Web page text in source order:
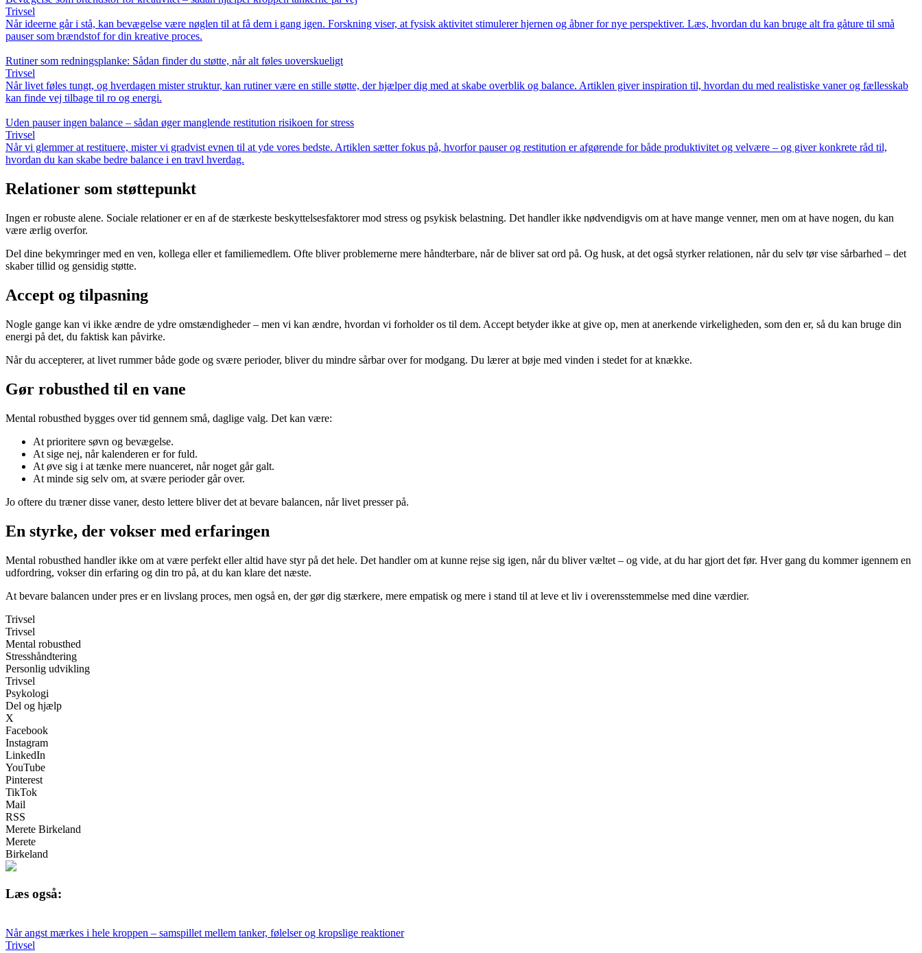
Trivsel
Når ideerne går i stå, kan bevægelse være nøglen til at få dem i gang igen. Forskning viser, at fysisk aktivitet stimulerer hjernen og åbner for nye perspektiver. Læs, hvordan du kan bruge alt fra gåture til små
pauser som brændstof for din kreative proces.
Rutiner som redningsplanke: Sådan finder du støtte, når alt føles uoverskueligt
Trivsel
Når livet føles tungt, og hverdagen mister struktur, kan rutiner være en stille støtte, der hjælper dig med at skabe overblik og balance. Artiklen giver inspiration til, hvordan du med realistiske vaner og fællesskab
kan finde vej tilbage til ro og energi.
Uden pauser ingen balance – sådan øger manglende restitution risikoen for stress
Trivsel
Når vi glemmer at restituere, mister vi gradvist evnen til at yde vores bedste. Artiklen sætter fokus på, hvorfor pauser og restitution er afgørende for både produktivitet og velvære – og giver konkrete råd til,
hvordan du kan skabe bedre balance i en travl hverdag.
Relationer som støttepunkt
Ingen er robuste alene. Sociale relationer er en af de stærkeste beskyttelsesfaktorer mod stress og psykisk belastning. Det handler ikke nødvendigvis om at have mange venner, men om at have nogen, du kan
være ærlig overfor.
Del dine bekymringer med en ven, kollega eller et familiemedlem. Ofte bliver problemerne mere håndterbare, når de bliver sat ord på. Og husk, at det også styrker relationen, når du selv tør vise sårbarhed – det
skaber tillid og gensidig støtte.
Accept og tilpasning
Nogle gange kan vi ikke ændre de ydre omstændigheder – men vi kan ændre, hvordan vi forholder os til dem. Accept betyder ikke at give op, men at anerkende virkeligheden, som den er, så du kan bruge din
energi på det, du faktisk kan påvirke.
Når du accepterer, at livet rummer både gode og svære perioder, bliver du mindre sårbar over for modgang. Du lærer at bøje med vinden i stedet for at knække.
Gør robusthed til en vane
Mental robusthed bygges over tid gennem små, daglige valg. Det kan være:
At prioritere søvn og bevægelse.
At sige nej, når kalenderen er for fuld.
At øve sig i at tænke mere nuanceret, når noget går galt.
At minde sig selv om, at svære perioder går over.
Jo oftere du træner disse vaner, desto lettere bliver det at bevare balancen, når livet presser på.
En styrke, der vokser med erfaringen
Mental robusthed handler ikke om at være perfekt eller altid have styr på det hele. Det handler om at kunne rejse sig igen, når du bliver væltet – og vide, at du har gjort det før. Hver gang du kommer igennem en
udfordring, vokser din erfaring og din tro på, at du kan klare det næste.
At bevare balancen under pres er en livslang proces, men også en, der gør dig stærkere, mere empatisk og mere i stand til at leve et liv i overensstemmelse med dine værdier.
Trivsel
Trivsel
Mental robusthed
Stresshåndtering
Personlig udvikling
Trivsel
Psykologi
Del og hjælp
X
Facebook
Instagram
LinkedIn
YouTube
Pinterest
TikTok
Mail
RSS
Merete Birkeland
Merete
Birkeland
Læs også:
Når angst mærkes i hele kroppen – samspillet mellem tanker, følelser og kropslige reaktioner
Trivsel